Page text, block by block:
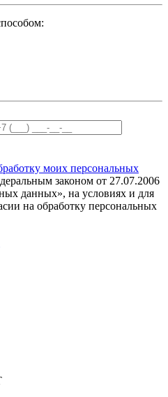
моих персональных
законом от 27.07.2006
данных», на условиях и для
на обработку персональных